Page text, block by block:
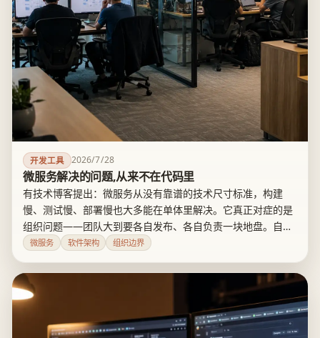
开发工具 2026/7/28
微服务解决的问题,从来不在代码里
有技术博客提出：微服务从没有靠谱的技术尺寸标准，构建
慢、测试慢、部署慢也大多能在单体里解决。它真正对症的是
组织问题——团队大到要各自发布、各自负责一块地盘。自治
不是免费的，网络故障、接口版本、跨团队协调都是账单，规
微服务 软件架构 组织边界